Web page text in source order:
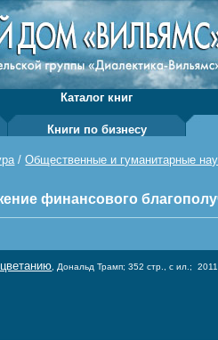
Каталог книг
Книги по бизнесу
/Общественные и гуманитарные
финансового
, Дональд Трамп; 352 стр., с ил.;